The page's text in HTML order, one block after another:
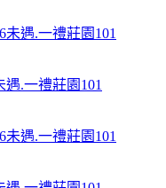
.一禮莊園101